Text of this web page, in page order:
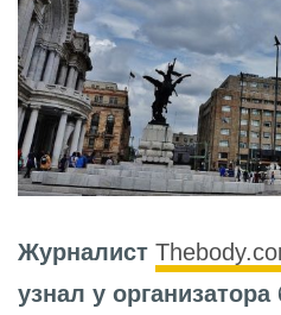
Журналист
узнал у